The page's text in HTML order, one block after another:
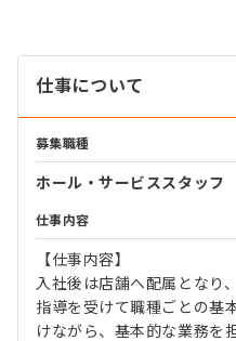
仕事について
募集職種
ホール・サービススタッフ
仕事内容
【仕事内容】
入社後は店舗へ配属となり
指導を受けて職種ごとの基
けながら、基本的な業務を